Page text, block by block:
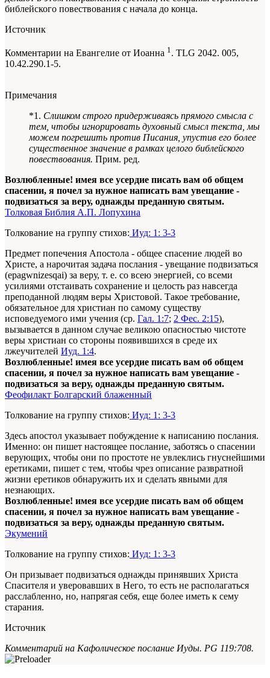
библейского повествования с начала до конца.
Источник
Комментарии на Евангелие от Иоанна 1 . TLG 2042. 005,
10.42.290.1-5.
Примечания
*1. Слишком строго придерживаясь прямого смысла с
тем, чтобы игнорировать духовный смысл текста, мы
можем погрешить против Писания, упустив его более
существенное значение в рамках целого библейского
повествования. Прим. ред.
Возлюбленные! имея все усердие писать вам об общем
спасении, я почел за нужное написать вам увещание -
подвизаться за веру, однажды преданную святым.
Толковая Библия А.П. Лопухина
Толкование на группу стихов: Иуд: 1: 3-3
Предмет попечения Апостола - общее спасение людей во
Христе, а нарочитая задача послания - увещание подвизаться
(epagwnizesqai) за веру, т. е. со всею энергией, со всеми
усилиями отстаивать сохранение и целость раз навсегда
преподанной людям веры Христовой. Такое требование,
обязательное для христиан по самому существу
исповедуемого ими учения (ср. Гал. 1:7; 2 Фес. 2:15),
вызывается в данном случае великою опасностью чистоте
веры христиан со стороны появившихся в среде их
лжеучителей Иуд. 1:4.
Возлюбленные! имея все усердие писать вам об общем
спасении, я почел за нужное написать вам увещание -
подвизаться за веру, однажды преданную святым.
Феофилакт Болгарский блаженный
Толкование на группу стихов: Иуд: 1: 3-3
Здесь апостол указывает побуждение к написанию послания.
Именно: он пишет настоящее послание, заботясь о спасении
верующих, чтобы они по простоте не увлеклись гнуснейшими
еретиками, пишет с тем, чтобы чрез описание развратной
жизни еретиков обнаружить их и сделать явными для
незнающих.
Возлюбленные! имея все усердие писать вам об общем
спасении, я почел за нужное написать вам увещание -
подвизаться за веру, однажды преданную святым.
Экумений
Толкование на группу стихов: Иуд: 1: 3-3
Он призывает подвизаться однажды принявших Христа
Спасителя и уверовавших в Него, то есть не располагаться
расслабленно, но, напрягая себя, еще более иметь к сему
старания.
Источник
Комментарий на Кафолическое послание Иуды. PG 119:708.